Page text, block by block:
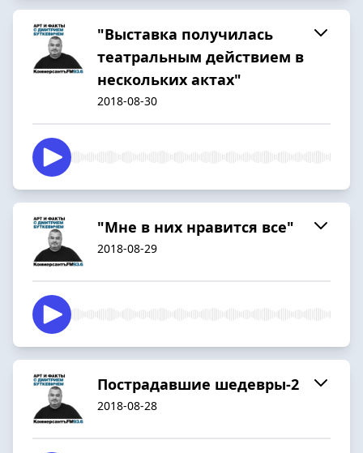
"Выставка получилась
театральным действием в
нескольких актах"
2018-08-30
"Мне в них нравится все"
2018-08-29
Пострадавшие шедевры-2
2018-08-28